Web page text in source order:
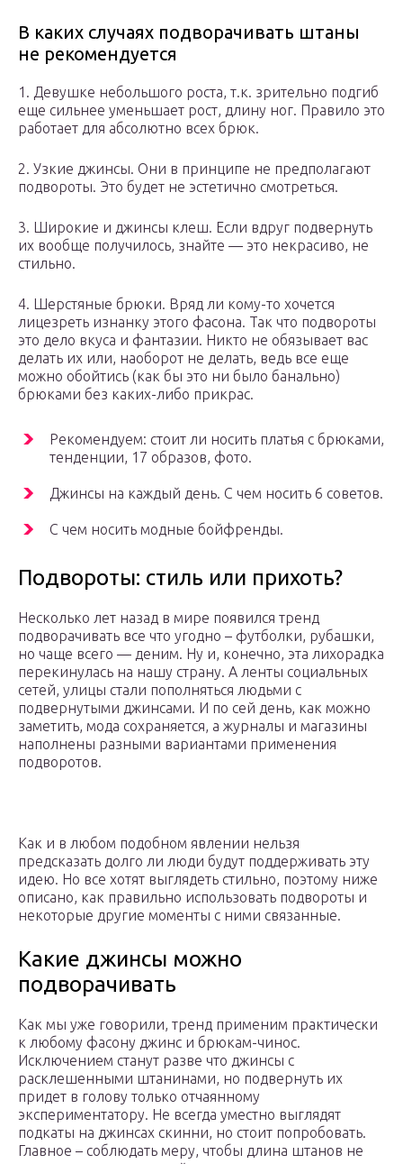
В каких случаях подворачивать штаны
не рекомендуется
1. Девушке небольшого роста, т.к. зрительно подгиб
еще сильнее уменьшает рост, длину ног. Правило это
работает для абсолютно всех брюк.
2. Узкие джинсы. Они в принципе не предполагают
подвороты. Это будет не эстетично смотреться.
3. Широкие и джинсы клеш. Если вдруг подвернуть
их вообще получилось, знайте — это некрасиво, не
стильно.
4. Шерстяные брюки. Вряд ли кому-то хочется
лицезреть изнанку этого фасона. Так что подвороты
это дело вкуса и фантазии. Никто не обязывает вас
делать их или, наоборот не делать, ведь все еще
можно обойтись (как бы это ни было банально)
брюками без каких-либо прикрас.
Рекомендуем: стоит ли носить платья с брюками,
тенденции, 17 образов, фото.
Джинсы на каждый день. С чем носить 6 советов.
С чем носить модные бойфренды.
Подвороты: стиль или прихоть?
Несколько лет назад в мире появился тренд
подворачивать все что угодно – футболки, рубашки,
но чаще всего — деним. Ну и, конечно, эта лихорадка
перекинулась на нашу страну. А ленты социальных
сетей, улицы стали пополняться людьми с
подвернутыми джинсами. И по сей день, как можно
заметить, мода сохраняется, а журналы и магазины
наполнены разными вариантами применения
подворотов.
Как и в любом подобном явлении нельзя
предсказать долго ли люди будут поддерживать эту
идею. Но все хотят выглядеть стильно, поэтому ниже
описано, как правильно использовать подвороты и
некоторые другие моменты с ними связанные.
Какие джинсы можно
подворачивать
Как мы уже говорили, тренд применим практически
к любому фасону джинс и брюкам-чинос.
Исключением станут разве что джинсы с
расклешенными штанинами, но подвернуть их
придет в голову только отчаянному
экспериментатору. Не всегда уместно выглядят
подкаты на джинсах скинни, но стоит попробовать.
Главное – соблюдать меру, чтобы длина штанов не